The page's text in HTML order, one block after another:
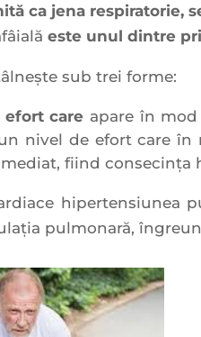
ca jena respiratorie, s
este unul dintre
sub trei forme:
efort care apare în
nivel de efort care în
fiind
hipertensiunea
pulmonară,